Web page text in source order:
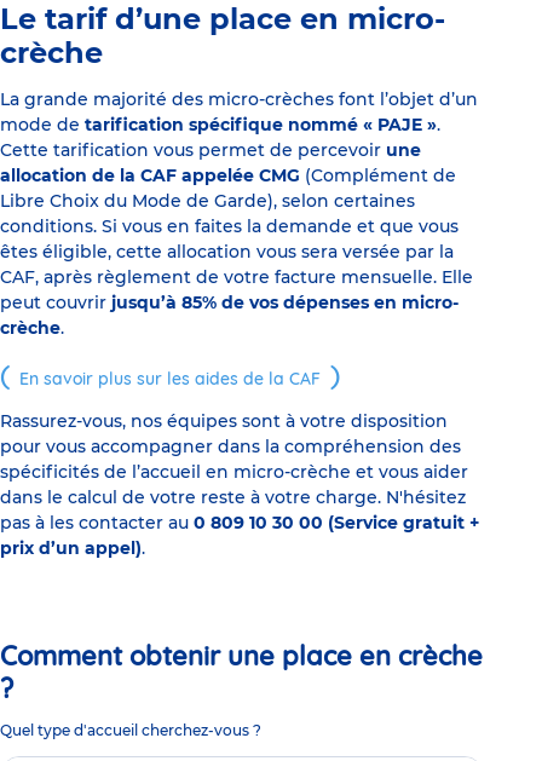
Le tarif d’une place en micro-
crèche
La grande majorité des micro-crèches font l’objet d’un
mode de tarification spécifique nommé « PAJE ».
Cette tarification vous permet de percevoir une
allocation de la CAF appelée CMG (Complément de
Libre Choix du Mode de Garde), selon certaines
conditions. Si vous en faites la demande et que vous
êtes éligible, cette allocation vous sera versée par la
CAF, après règlement de votre facture mensuelle. Elle
peut couvrir jusqu’à 85% de vos dépenses en micro-
crèche.
En savoir plus sur les aides de la CAF
Rassurez-vous, nos équipes sont à votre disposition
pour vous accompagner dans la compréhension des
spécificités de l’accueil en micro-crèche et vous aider
dans le calcul de votre reste à votre charge. N'hésitez
pas à les contacter au 0 809 10 30 00 (Service gratuit +
prix d’un appel).
Comment obtenir une place en crèche
?
Quel type d'accueil cherchez-vous ?